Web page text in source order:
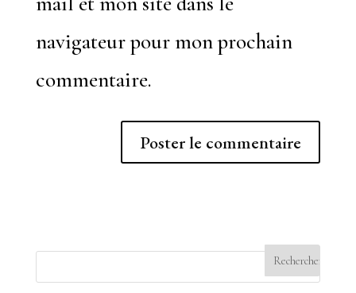
navigateur pour mon prochain
commentaire.